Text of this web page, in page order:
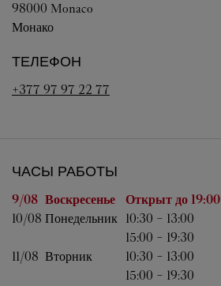
98000 Monaco
Монако
ТЕЛЕФОН
+377 97 97 22 77
ЧАСЫ РАБОТЫ
День неделиЧасы работы
9/08 Воскресенье Открыт до 19:00
10/08 Понедельник 10:30 - 13:00
15:00 - 19:30
11/08 Вторник 10:30 - 13:00
15:00 - 19:30